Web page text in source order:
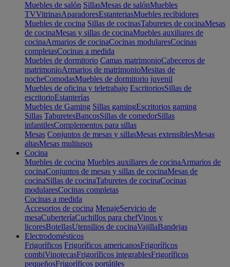
Muebles de salón SillasMesas de salónMuebles
TVVitrinasAparadoresEstanteriasMuebles recibidores
Muebles de cocina Sillas de cocinasTaburetes de cocinaMesas
de cocinaMesas y sillas de cocinaMuebles auxiliares de
cocinaArmarios de cocinaCocinas modularesCocinas
completasCocinas a medida
Muebles de dormitorio Camas matrimonioCabeceros de
matrimonioArmarios de matrimonioMesitas de
nocheComodasMuebles de dormitorio juvenil
Muebles de oficina y teletrabajo EscritoriosSillas de
escritorioEstanterías
Muebles de Gaming Sillas gamingEscritorios gaming
Sillas TaburetesBancosSillas de comedorSillas
infantilesComplementos para sillas
Mesas Conjuntos de mesas y sillasMesas extensiblesMesas
altasMesas multiusos
Cocina
Muebles de cocina Muebles auxiliares de cocinaArmarios de
cocinaConjuntos de mesas y sillas de cocinaMesas de
cocinaSillas de cocinaTaburetes de cocinaCocinas
modularesCocinas completas
Cocinas a medida
Accesorios de cocina MenajeServicio de
mesaCuberteríaCuchillos para chefVinos y
licoresBotellasUtensilios de cocinaVajillaBandejas
Electrodomésticos
Frigoríficos Frigoríficos americanosFrigoríficos
combiVinotecasFrigoríficos integrablesFrigoríficos
pequeñosFrigoríficos portátiles